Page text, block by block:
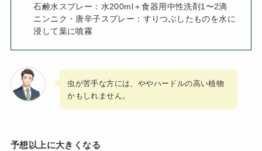
石鹸水スプレー：水200ml＋食器用中性洗剤1〜2滴
ニンニク・唐辛子スプレー：すりつぶしたものを水に
浸して葉に噴霧
虫が苦手な方には、ややハードルの高い植物
かもしれません。
予想以上に大きくなる